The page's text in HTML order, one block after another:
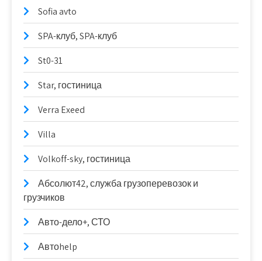
Sofia avto
SPA-клуб, SPA-клуб
St0-31
Star, гостиница
Verra Exeed
Villa
Volkoff-sky, гостиница
Абсолют42, служба грузоперевозок и
грузчиков
Авто-дело+, СТО
Автоhelp